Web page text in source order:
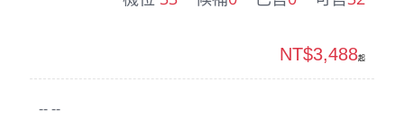
-- --
NT$3,488起